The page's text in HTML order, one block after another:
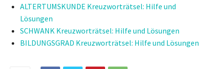
ALTERTUMSKUNDE Kreuzworträtsel: Hilfe und
Lösungen
SCHWANK Kreuzworträtsel: Hilfe und Lösungen
BILDUNGSGRAD Kreuzworträtsel: Hilfe und Lösungen